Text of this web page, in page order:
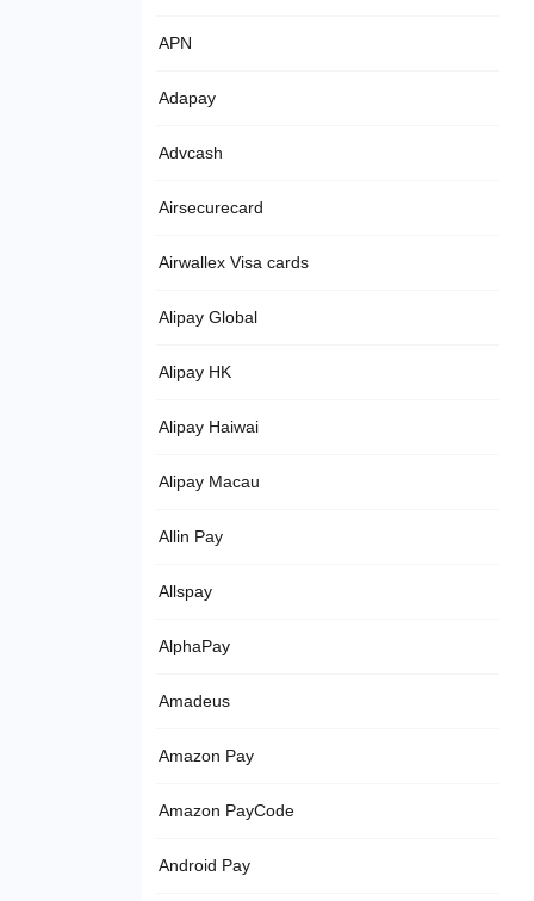
APN
Adapay
Advcash
Airsecurecard
Airwallex Visa cards
Alipay Global
Alipay HK
Alipay Haiwai
Alipay Macau
Allin Pay
Allspay
AlphaPay
Amadeus
Amazon Pay
Amazon PayCode
Android Pay